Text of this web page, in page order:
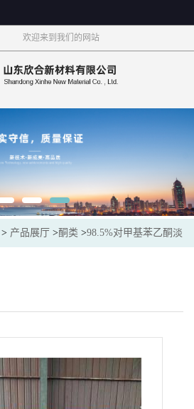
欢迎来到我们的网站
> 产品展厅 >酮类 >98.5%对甲基苯乙酮淡